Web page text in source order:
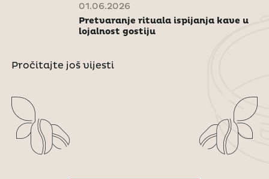
01.06.2026
Pretvaranje rituala ispijanja kave u
lojalnost gostiju
Pročitajte još vijesti